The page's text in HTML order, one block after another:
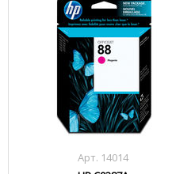
Арт. 14014